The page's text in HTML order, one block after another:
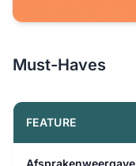
Must-Haves
FEATURE
Afsprakenweergave